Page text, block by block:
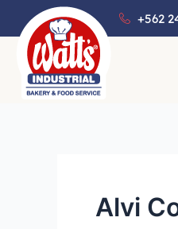
+562
Alvi